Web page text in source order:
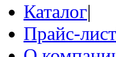
Каталог|
Прайс-лист